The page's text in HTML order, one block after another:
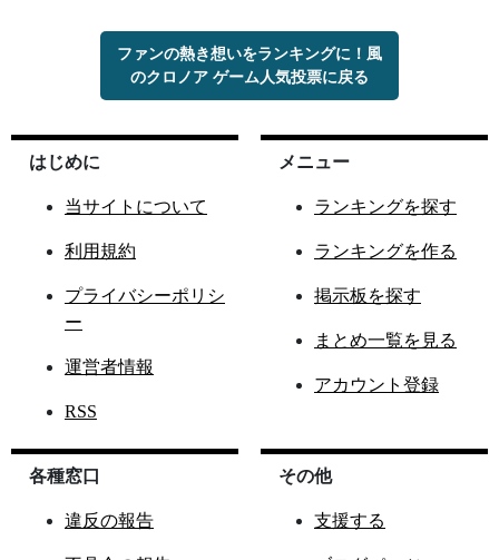
ファンの熱き想いをランキングに！風
のクロノア ゲーム人気投票に戻る
はじめに
当サイトについて
利用規約
プライバシーポリシ
ー
運営者情報
RSS
メニュー
ランキングを探す
ランキングを作る
掲示板を探す
まとめ一覧を見る
アカウント登録
各種窓口
違反の報告
その他
支援する